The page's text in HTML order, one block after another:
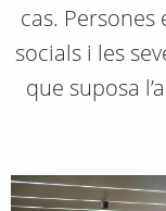
cas.
socials i les
que suposa